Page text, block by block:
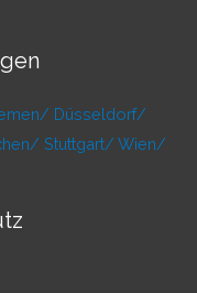
Düsseldorf/
Stuttgart/ Wien/